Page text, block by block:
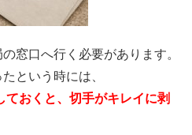
窓口へ行く必要があります。
という時には、
おくと、切手がキレイに剥